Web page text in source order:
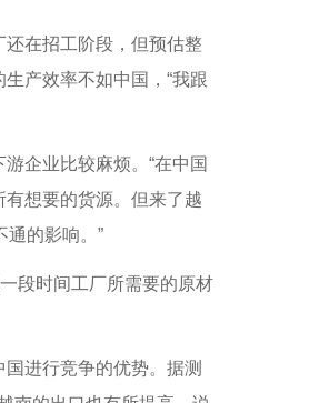
在招工阶段，但预估整
产效率不如中国，“我跟
企业比较麻烦。“在中国
想要的货源。但来了越
的影响。”
段时间工厂所需要的原材
进行竞争的优势。据测